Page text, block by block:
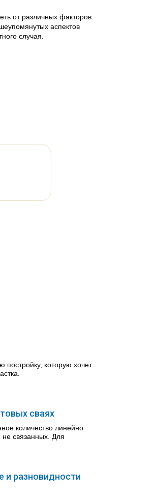
от различных факторов.
аспектов
случая.
постройку, которую хочет
сваях
количество линейно
связанных. Для
и разновидности